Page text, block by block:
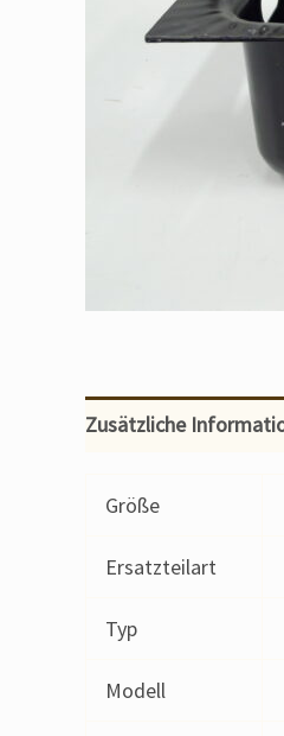
Zusätzliche
Größe
Ersatzteilart
Typ
Modell